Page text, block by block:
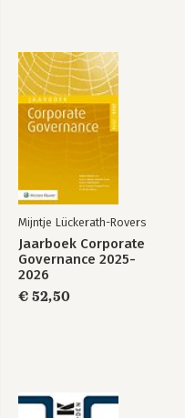
Mijntje Lückerath-Rovers
Jaarboek Corporate
Governance 2025-
2026
€ 52,50